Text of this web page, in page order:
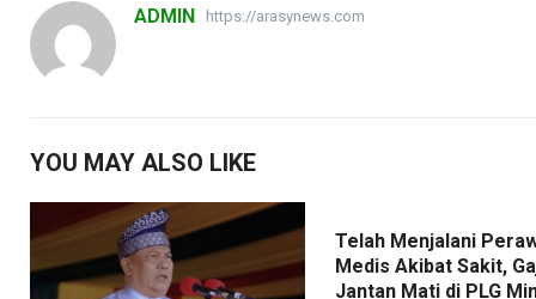
ADMIN https://arasynews.com
YOU MAY ALSO LIKE
Telah Menjalani
Medis Akibat Sakit,
Jantan Mati di PLG